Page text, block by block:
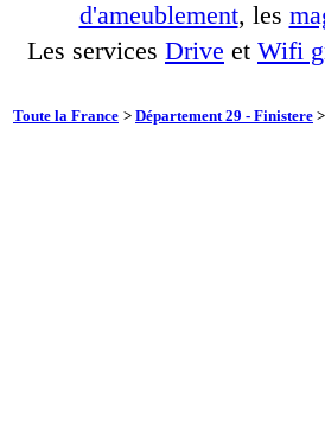
d'ameublement, les
Les services Drive et Wifi
Toute la France > Département 29 - Finistere >